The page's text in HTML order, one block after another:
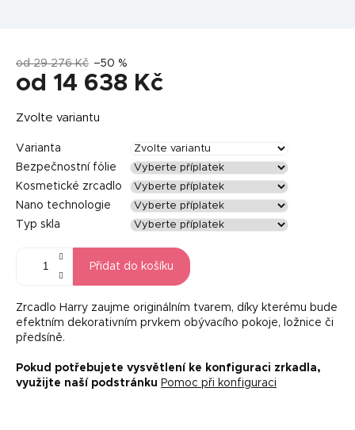
od 29 276 Kč –50 %
od 14 638 Kč
cena:
Zvolte variantu
Varianta
Bezpečnostní fólie
Kosmetické zrcadlo
Nano technologie
Typ skla
Přidat do košíku
Zrcadlo Harry zaujme originálním tvarem, díky kterému bude
efektním dekorativním prvkem obývacího pokoje, ložnice či
předsíně.
Pokud potřebujete vysvětlení ke konfiguraci zrkadla,
využijte naší podstránku Pomoc při konfiguraci